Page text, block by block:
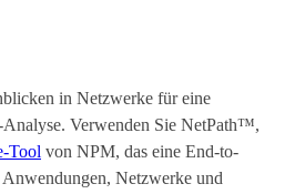
in Netzwerke für eine
Verwenden Sie NetPath™,
Tool von NPM, das eine End-to-
Netzwerke und